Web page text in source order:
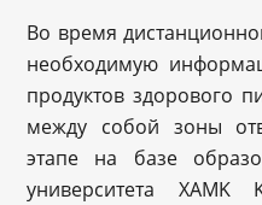
Во время
необходимую
продуктов здорового
между собой зоны
этапе на базе
университета